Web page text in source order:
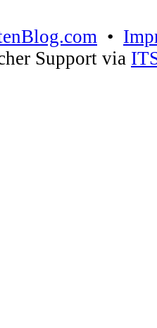
•
Support via